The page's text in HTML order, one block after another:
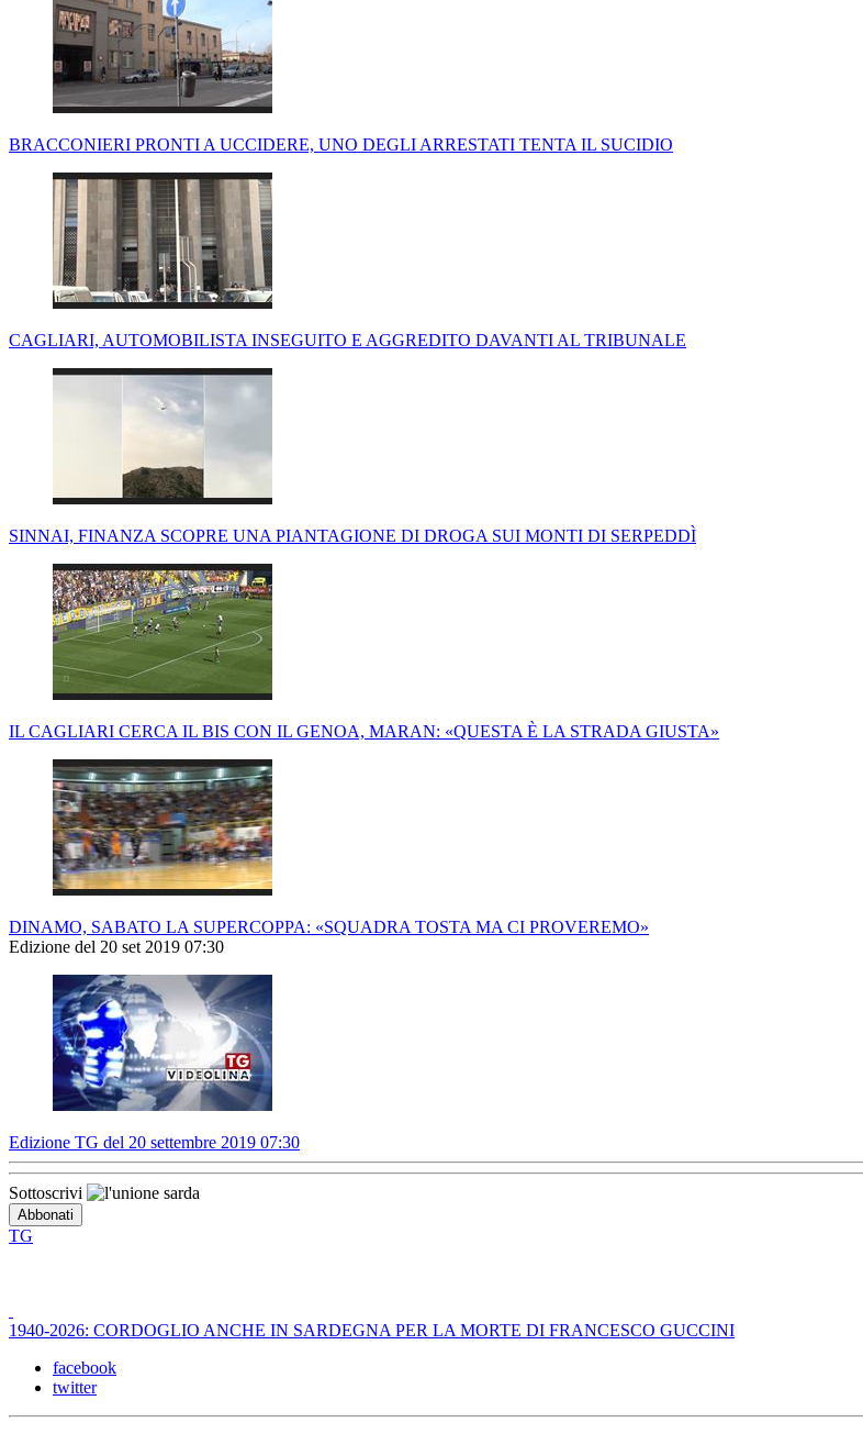
BRACCONIERI PRONTI A UCCIDERE, UNO DEGLI ARRESTATI TENTA IL SUCIDIO
CAGLIARI, AUTOMOBILISTA INSEGUITO E AGGREDITO DAVANTI AL TRIBUNALE
SINNAI, FINANZA SCOPRE UNA PIANTAGIONE DI DROGA SUI MONTI DI SERPEDDÌ
IL CAGLIARI CERCA IL BIS CON IL GENOA, MARAN: «QUESTA È LA STRADA GIUSTA»
DINAMO, SABATO LA SUPERCOPPA: «SQUADRA TOSTA MA CI PROVEREMO»
Edizione del 20 set 2019 07:30
Edizione TG del 20 settembre 2019 07:30
Sottoscrivi
TG
1940-2026: CORDOGLIO ANCHE IN SARDEGNA PER LA MORTE DI FRANCESCO GUCCINI
facebook
twitter